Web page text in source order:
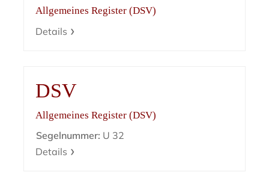
Allgemeines Register (DSV)
Details
DSV
Allgemeines Register (DSV)
Segelnummer: U 32
Details